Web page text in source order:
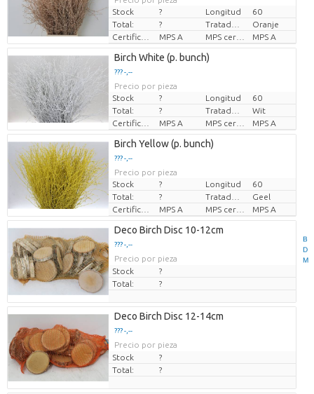
B
D
M
Stock
? Longitud
60
Total:
?
Oranje
Certificado MPS
MPS A MPS A
Birch White (p. bunch)
??? -,--
Precio por pieza
Stock
? Longitud
60
Total:
?
Wit
Certificado MPS
MPS A MPS A
Birch Yellow (p. bunch)
??? -,--
Precio por pieza
Stock
? Longitud
60
Total:
?
Geel
Certificado MPS
MPS A MPS A
Deco Birch Disc 10-12cm
??? -,--
Precio por pieza
Stock
?
Total:
?
Deco Birch Disc 12-14cm
??? -,--
Precio por pieza
Stock
?
Total:
?